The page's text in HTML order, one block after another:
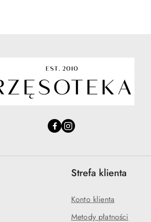
Strefa klienta
Konto klienta
Metody płatności